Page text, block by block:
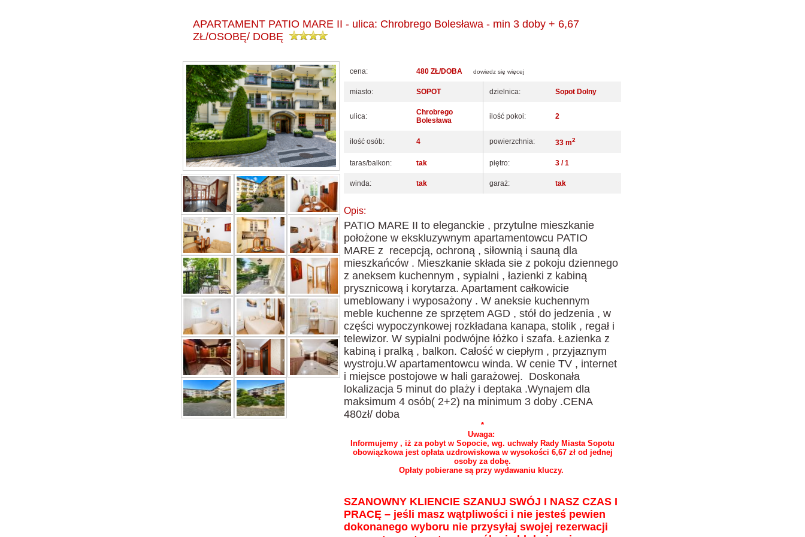
APARTAMENT PATIO MARE II - ulica: Chrobrego Bolesława - min 3 doby + 6,67
ZŁ/OSOBĘ/ DOBĘ
cena: 480 ZŁ/DOBA dowiedz się więcej
miasto: SOPOT dzielnica: Sopot Dolny
ulica:
Chrobrego
Bolesława
ilość pokoi: 2
ilość osób: 4 powierzchnia: 33 m2
taras/balkon: tak piętro: 3 / 1
winda: tak garaż: tak
Opis:
PATIO MARE II to eleganckie , przytulne mieszkanie
położone w ekskluzywnym apartamentowcu PATIO
MARE z recepcją, ochroną , siłownią i sauną dla
mieszkańców . Mieszkanie składa sie z pokoju dziennego
z aneksem kuchennym , sypialni , łazienki z kabiną
prysznicową i korytarza. Apartament całkowicie
umeblowany i wyposażony . W aneksie kuchennym
meble kuchenne ze sprzętem AGD , stół do jedzenia , w
części wypoczynkowej rozkładana kanapa, stolik , regał i
telewizor. W sypialni podwójne łóżko i szafa. Łazienka z
kabiną i pralką , balkon. Całość w ciepłym , przyjaznym
wystroju.W apartamentowcu winda. W cenie TV , internet
i miejsce postojowe w hali garażowej. Doskonała
lokalizacja 5 minut do plaży i deptaka .Wynajem dla
maksimum 4 osób( 2+2) na minimum 3 doby .CENA
480zł/ doba
*
Uwaga:
Informujemy , iż za pobyt w Sopocie, wg. uchwały Rady Miasta Sopotu
obowiązkowa jest opłata uzdrowiskowa w wysokości 6,67 zł od jednej
osoby za dobę.
Opłaty pobierane są przy wydawaniu kluczy.
SZANOWNY KLIENCIE SZANUJ SWÓJ I NASZ CZAS I
PRACĘ – jeśli masz wątpliwości i nie jesteś pewien
dokonanego wyboru nie przysyłaj swojej rezerwacji